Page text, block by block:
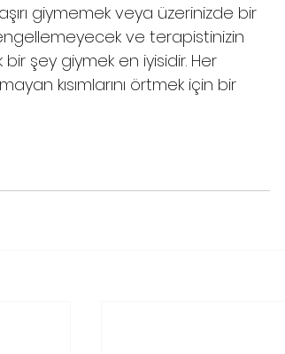
giymemek veya üzerinizde bir
ve terapistinizin
şey giymek en iyisidir. Her
kısımlarını örtmek için bir